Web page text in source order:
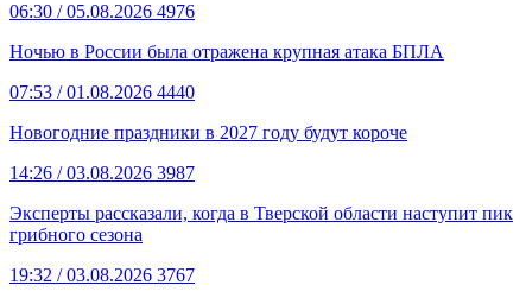
06:30 / 05.08.2026 4976
Ночью в России была отражена крупная атака БПЛА
07:53 / 01.08.2026 4440
Новогодние праздники в 2027 году будут короче
14:26 / 03.08.2026 3987
Эксперты рассказали, когда в Тверской области наступит пик
грибного сезона
19:32 / 03.08.2026 3767